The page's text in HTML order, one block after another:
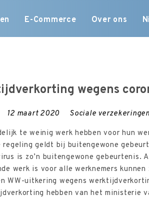
E-Commerce Over ons
wegens
12 maart 2020 Sociale verzekeringen
te weinig werk hebben voor hun
geldt bij buitengewone
is zo’n buitengewone gebeurtenis.
werk is voor alle werknemers kunnen
WW-uitkering wegens
hebben van het ministerie